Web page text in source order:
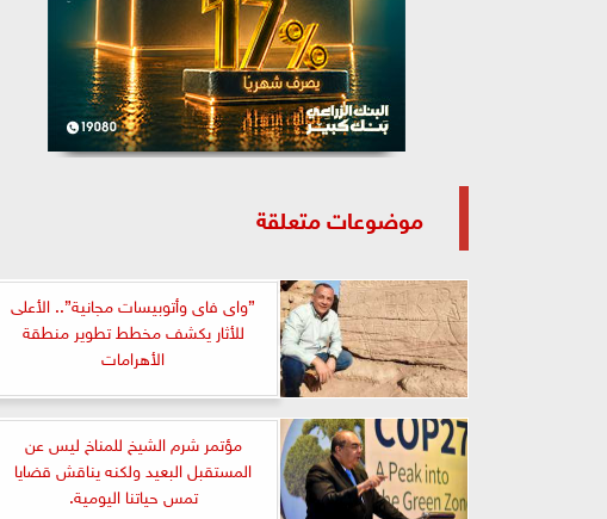
موضوعات متعلقة
”واى فاى وأتوبيسات مجانية”.. الأعلى
للأثار يكشف مخطط تطوير منطقة
الأهرامات
مؤتمر شرم الشيخ للمناخ ليس عن
المستقبل البعيد ولكنه يناقش قضايا
تمس حياتنا اليومية.